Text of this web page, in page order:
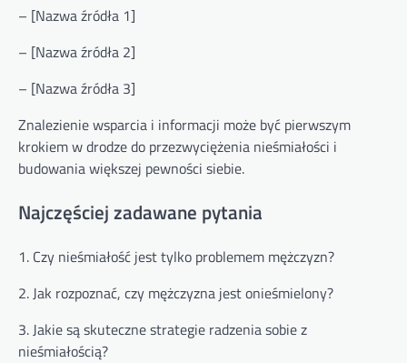
– [Nazwa źródła 1]
– [Nazwa źródła 2]
– [Nazwa źródła 3]
Znalezienie wsparcia i informacji może być pierwszym
krokiem w drodze do przezwyciężenia nieśmiałości i
budowania większej pewności siebie.
Najczęściej zadawane pytania
1. Czy nieśmiałość jest tylko problemem mężczyzn?
2. Jak rozpoznać, czy mężczyzna jest onieśmielony?
3. Jakie są skuteczne strategie radzenia sobie z
nieśmiałością?